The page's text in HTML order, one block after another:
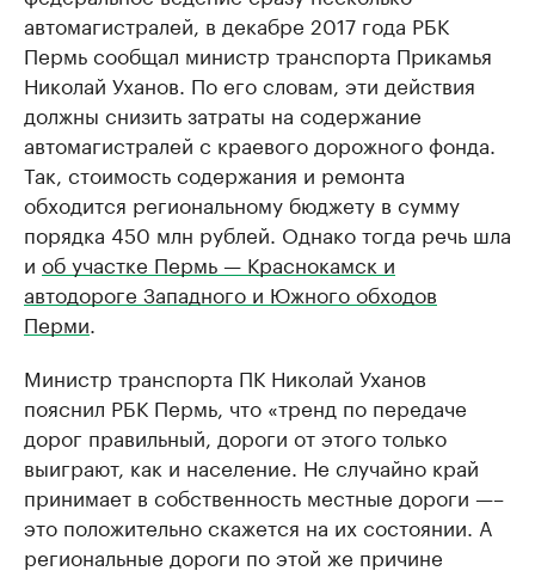
автомагистралей, в декабре 2017 года РБК
Пермь сообщал министр транспорта Прикамья
Николай Уханов. По его словам, эти действия
должны снизить затраты на содержание
автомагистралей с краевого дорожного фонда.
Так, стоимость содержания и ремонта
обходится региональному бюджету в сумму
порядка 450 млн рублей. Однако тогда речь шла
и об участке Пермь — Краснокамск и
автодороге Западного и Южного обходов
Перми
Министр транспорта ПК Николай Уханов
пояснил РБК Пермь, что «​тренд по передаче
дорог правильный, дороги от этого только
выиграют, как и население. Не случайно край
принимает в собственность местные дороги —–
это положительно скажется на их состоянии. А
региональные дороги по этой же причине